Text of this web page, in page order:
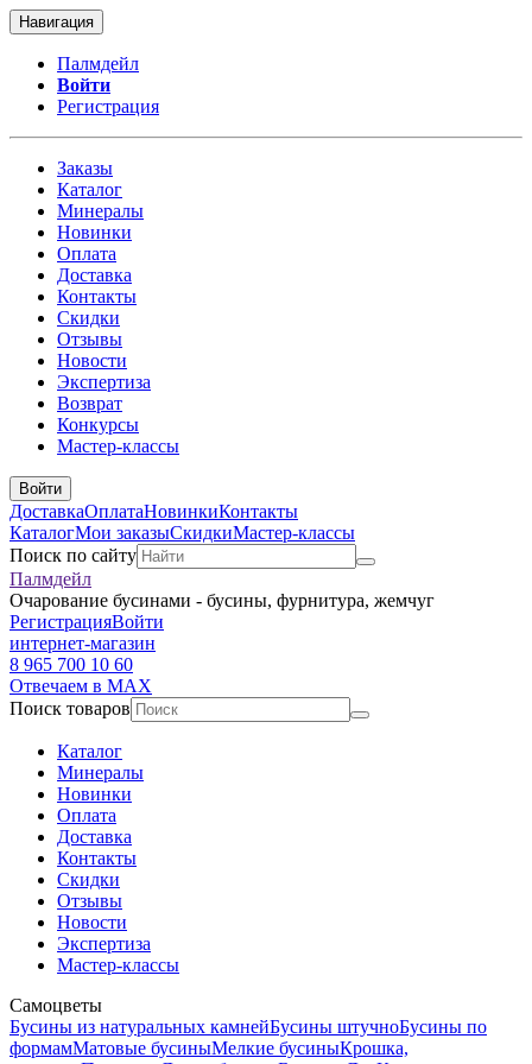
Навигация
Палмдейл
Войти
Регистрация
Заказы
Каталог
Минералы
Новинки
Оплата
Доставка
Контакты
Скидки
Отзывы
Новости
Экспертиза
Возврат
Конкурсы
Мастер-классы
Войти
ДоставкаОплатаНовинкиКонтакты
КаталогМои заказыСкидкиМастер-классы
Поиск по сайту
Палмдейл
Очарование бусинами - бусины, фурнитура, жемчуг
РегистрацияВойти
интернет-магазин
8 965 700 10 60
Отвечаем в MAX
Поиск товаров
Каталог
Минералы
Новинки
Оплата
Доставка
Контакты
Скидки
Отзывы
Новости
Экспертиза
Мастер-классы
Самоцветы
Бусины из натуральных камнейБусины штучноБусины по
формамМатовые бусиныМелкие бусиныКрошка,